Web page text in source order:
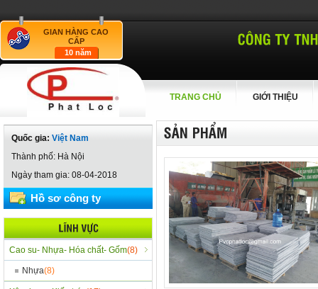
GIAN HÀNG CAO
CẤP
10 năm
TRANG CHỦ GIỚI THIỆU
Quốc gia: Việt Nam
Thành phố: Hà Nội
Ngày tham gia: 08-04-2018
Hồ sơ công ty
Cao su- Nhựa- Hóa chất- Gốm(8)
Nhựa(8)